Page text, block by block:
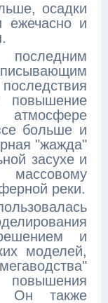
осадки
ежечасно и
повышение
атмосфере
больше и
"жажда"
засухе и
реки.
и
моделей,
Он также